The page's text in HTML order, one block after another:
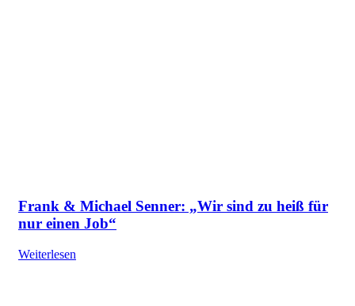
Frank & Michael Senner: „Wir sind zu heiß für
nur einen Job“
Weiterlesen